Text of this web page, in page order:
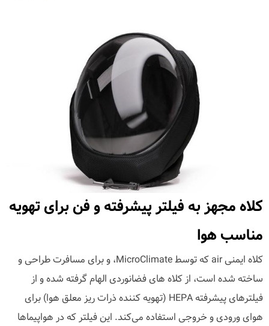
کلاه مجهز به فیلتر پیشرفته و فن برای تهویه
مناسب هوا
کلاه ایمنی air که توسط MicroClimate، و برای مسافرت طراحی و
ساخته شده است، از کلاه های فضانوردی الهام گرفته شده و از
فیلترهای پیشرفته HEPA (تهویه کننده ذرات ریز معلق هوا) برای
هوای ورودی و خروجی استفاده می‌کند. این فیلتر که در هواپیماها